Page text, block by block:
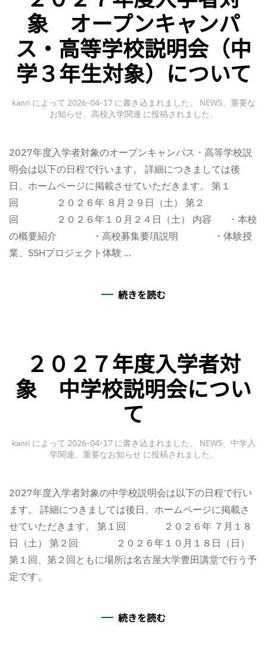
象 オープンキャンパ
ス・高等学校説明会（中
学３年生対象）について
kanri によって 2026-04-17に書き込まれました。 NEWS、 重要な
お知らせ、 高校入学関連 に投稿されました。
2027年度入学者対象のオープンキャンパス・高等学校説
明会は以下の日程で行います。 詳細につきましては後
日、ホームページに掲載させていただきます。 第１
回 ２０２６年 ８月２９日（土） 第２
回 ２０２６年１０月２４日（土） 内容 ・本校
の概要紹介 ・高校募集要項説明 ・体験授
業、SSHプロジェクト体験 ...
続きを読む
２０２７年度入学者対
象 中学校説明会につい
て
kanri によって 2026-04-17に書き込まれました。 NEWS、 中学入
学関連
重要なお知らせ に投稿されました。
2027年度入学者対象の中学校説明会は以下の日程で行い
ます。 詳細につきましては後日、ホームページに掲載さ
せていただきます。 第１回 ２０２６年 ７月１８
日（土） 第２回 ２０２６年１０月１８日（日）
第１回、第２回ともに場所は名古屋大学豊田講堂で行う予
定です。
続きを読む